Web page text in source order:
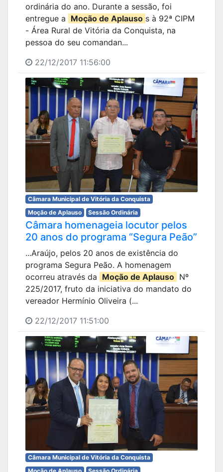
ordinária do ano. Durante a sessão, foi
entregue a Moção de Aplauso s à 92ª CIPM
- Área Rural de Vitória da Conquista, na
pessoa do seu comandan...
22/12/2017 11:56:00
Câmara Municipal de Vitória da Conquista
Moção de Aplauso
Sessão Ordinária
Câmara homenageia locutor pelos
20 anos do programa “Segura Peão”
...Araújo, pelos 20 anos de existência do
programa Segura Peão. A homenagem
ocorreu através da Moção de Aplauso Nº
225/2017, fruto da iniciativa do mandato do
vereador Hermínio Oliveira (...
22/12/2017 11:51:00
Câmara Municipal de Vitória da Conquista